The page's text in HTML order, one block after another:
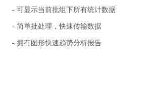
- 可显示当前批组下所有统计数据
- 简单批处理，快速传输数据
- 拥有图形快速趋势分析报告